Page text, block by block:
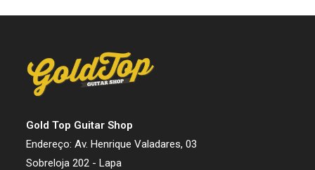
Gold Top Guitar Shop
Endereço: Av. Henrique Valadares, 03
Sobreloja 202 - Lapa